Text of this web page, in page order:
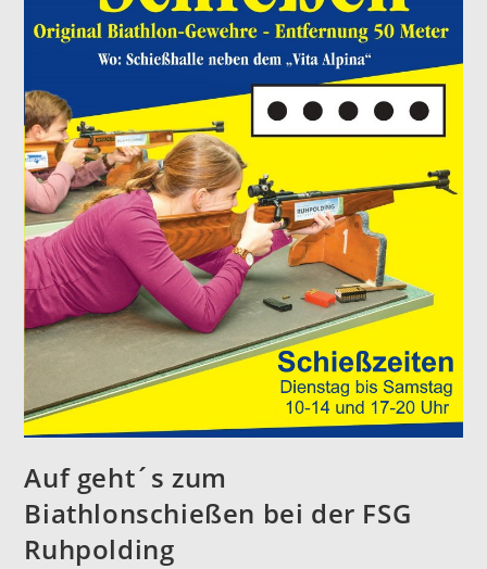
Auf geht´s zum
Biathlonschießen bei der FSG
Ruhpolding